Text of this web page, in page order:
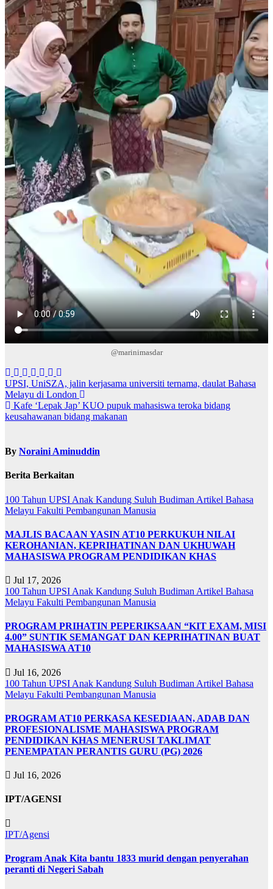
@marinimasdar
Navigasi
kiriman
UPSI, UniSZA, jalin kerjasama universiti ternama, daulat Bahasa
Melayu di London
Kafe ‘Lepak Jap’ KUO pupuk mahasiswa teroka bidang
keusahawanan bidang makanan
By Noraini Aminuddin
Berita Berkaitan
100 Tahun UPSI Anak Kandung Suluh Budiman Artikel Bahasa
Melayu Fakulti Pembangunan Manusia
MAJLIS BACAAN YASIN AT10 PERKUKUH NILAI
KEROHANIAN, KEPRIHATINAN DAN UKHUWAH
MAHASISWA PROGRAM PENDIDIKAN KHAS
Jul 17, 2026
100 Tahun UPSI Anak Kandung Suluh Budiman Artikel Bahasa
Melayu Fakulti Pembangunan Manusia
PROGRAM PRIHATIN PEPERIKSAAN “KIT EXAM, MISI
4.00” SUNTIK SEMANGAT DAN KEPRIHATINAN BUAT
MAHASISWA AT10
Jul 16, 2026
100 Tahun UPSI Anak Kandung Suluh Budiman Artikel Bahasa
Melayu Fakulti Pembangunan Manusia
PROGRAM AT10 PERKASA KESEDIAAN, ADAB DAN
PROFESIONALISME MAHASISWA PROGRAM
PENDIDIKAN KHAS MENERUSI TAKLIMAT
PENEMPATAN PERANTIS GURU (PG) 2026
Jul 16, 2026
IPT/AGENSI
IPT/Agensi
Program Anak Kita bantu 1833 murid dengan penyerahan
peranti di Negeri Sabah